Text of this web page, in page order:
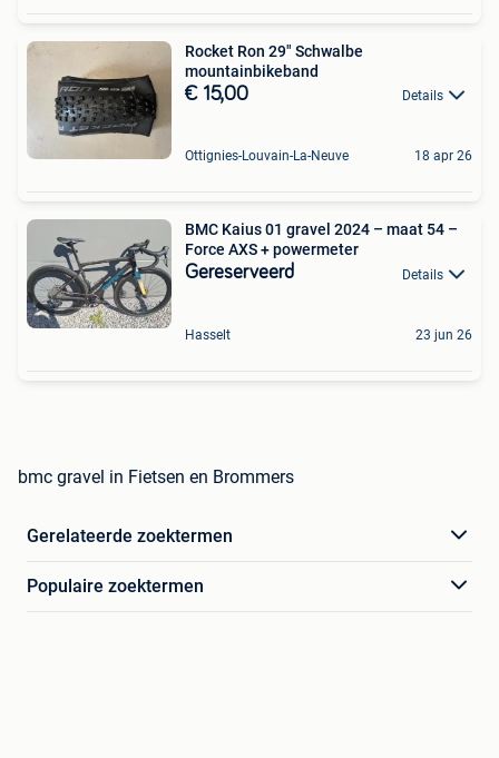
Rocket Ron 29" Schwalbe
mountainbikeband
€ 15,00 Details
Ottignies-Louvain-La-Neuve 18 apr 26
BMC Kaius 01 gravel 2024 – maat 54 –
Force AXS + powermeter
Gereserveerd Details
Hasselt 23 jun 26
bmc gravel in Fietsen en Brommers
Gerelateerde zoektermen
Populaire zoektermen